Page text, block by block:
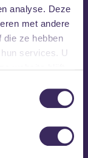
analyse. Deze
met andere
die ze hebben
services. U